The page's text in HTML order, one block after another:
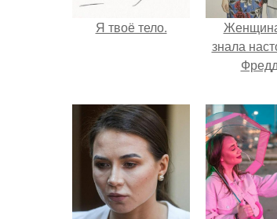
Я твоё тело.
знала